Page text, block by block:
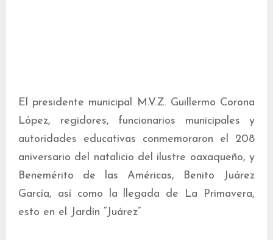
El presidente municipal M.V.Z. Guillermo Corona
López, regidores, funcionarios municipales y
autoridades educativas conmemoraron el 208
aniversario del natalicio del ilustre oaxaqueño, y
Benemérito de las Américas, Benito Juárez
García, así como la llegada de La Primavera,
esto en el Jardín “Juárez”